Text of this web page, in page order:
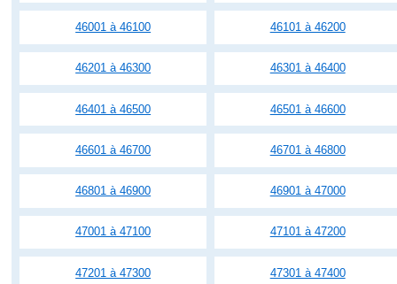
46001 à 46100 46101 à 46200
46201 à 46300 46301 à 46400
46401 à 46500 46501 à 46600
46601 à 46700 46701 à 46800
46801 à 46900 46901 à 47000
47001 à 47100 47101 à 47200
47201 à 47300 47301 à 47400